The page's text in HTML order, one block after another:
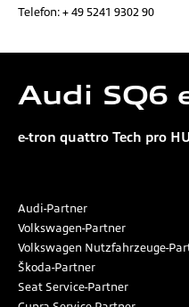
Telefon: + 49 5241 9302 90
Audi SQ6
e-tron quattro Tech pro
Audi-Partner
Volkswagen-Partner
Volkswagen Nutzfahrzeuge-
Škoda-Partner
Seat Service-Partner